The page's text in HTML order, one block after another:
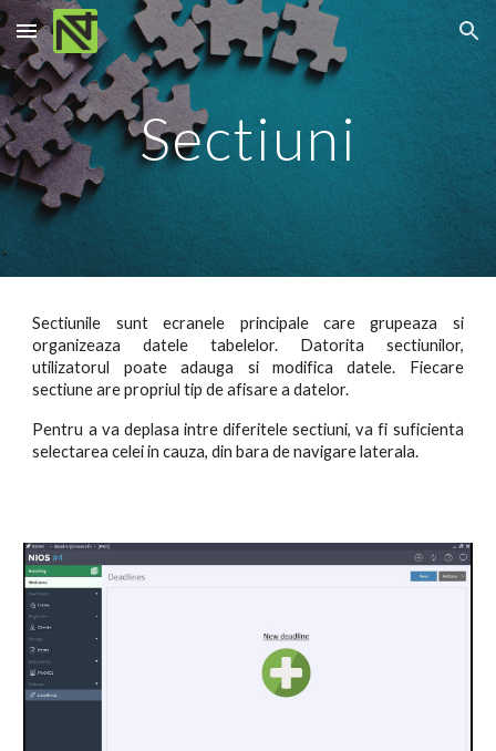
Skip to main content Skip to navigation
Sectiuni
Sectiunile sunt ecranele principale care grupeaza si
organizeaza datele tabelelor. Datorita sectiunilor,
utilizatorul poate adauga si modifica datele. Fiecare
sectiune are propriul tip de afisare a datelor.
Pentru a va deplasa intre diferitele sectiuni, va fi suficienta
selectarea celei in cauza, din bara de navigare laterala.